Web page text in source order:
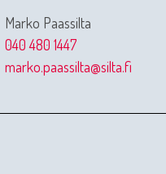
Marko Paassilta
040 480 1447
marko.paassilta@silta.fi